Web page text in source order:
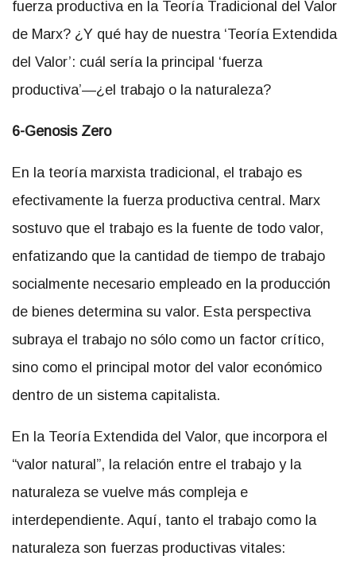
fuerza productiva en la Teoría Tradicional del Valor
de Marx? ¿Y qué hay de nuestra ‘Teoría Extendida
del Valor’: cuál sería la principal ‘fuerza
productiva’—¿el trabajo o la naturaleza?
6-Genosis Zero
En la teoría marxista tradicional, el trabajo es
efectivamente la fuerza productiva central. Marx
sostuvo que el trabajo es la fuente de todo valor,
enfatizando que la cantidad de tiempo de trabajo
socialmente necesario empleado en la producción
de bienes determina su valor. Esta perspectiva
subraya el trabajo no sólo como un factor crítico,
sino como el principal motor del valor económico
dentro de un sistema capitalista.
En la Teoría Extendida del Valor, que incorpora el
“valor natural”, la relación entre el trabajo y la
naturaleza se vuelve más compleja e
interdependiente. Aquí, tanto el trabajo como la
naturaleza son fuerzas productivas vitales: